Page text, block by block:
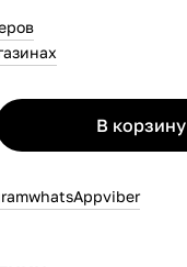
в корзину
whatsAppviber